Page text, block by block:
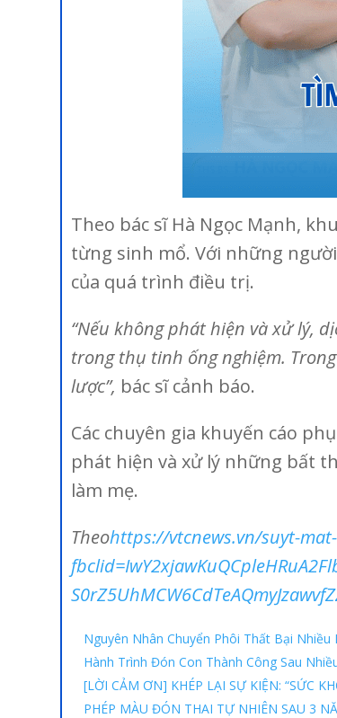
Theo bác sĩ Hà Ngọc Mạnh,
từng sinh mổ. Với những
của quá trình điều trị.
“Nếu không phát hiện và xử lý,
trong thụ tinh ống nghiệm.
lược”, bác sĩ cảnh báo.
Các chuyên gia khuyến cáo
phát hiện và xử lý những bất
làm mẹ.
Theohttps://vtcnews.vn/suyt-
Nguyên Nhân Chuyển Phôi Thất Bại Nhiều
Hành Trình Đón Con Thành Công Sau
[LỜI CẢM ƠN] KHÉP LẠI SỰ KIỆN: “SỨC
PHÉP MÀU ĐÓN THAI TỰ NHIÊN SAU 3